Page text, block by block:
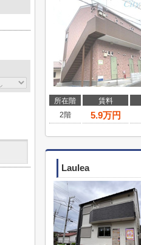
所在階 賃料
2階
5.9万円
Laulea